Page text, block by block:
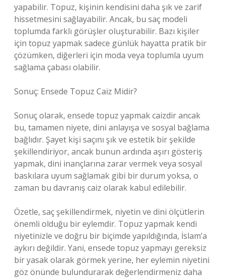
yapabilir. Topuz, kişinin kendisini daha şık ve zarif
hissetmesini sağlayabilir. Ancak, bu saç modeli
toplumda farklı görüşler oluşturabilir. Bazı kişiler
için topuz yapmak sadece günlük hayatta pratik bir
çözümken, diğerleri için moda veya toplumla uyum
sağlama çabası olabilir.
Sonuç: Ensede Topuz Caiz Midir?
Sonuç olarak, ensede topuz yapmak caizdir ancak
bu, tamamen niyete, dini anlayışa ve sosyal bağlama
bağlıdır. Şayet kişi saçını şık ve estetik bir şekilde
şekillendiriyor, ancak bunun ardında aşırı gösteriş
yapmak, dini inançlarına zarar vermek veya sosyal
baskılara uyum sağlamak gibi bir durum yoksa, o
zaman bu davranış caiz olarak kabul edilebilir.
Özetle, saç şekillendirmek, niyetin ve dini ölçütlerin
önemli olduğu bir eylemdir. Topuz yapmak kendi
niyetinizle ve doğru bir biçimde yapıldığında, İslam’a
aykırı değildir. Yani, ensede topuz yapmayı gereksiz
bir yasak olarak görmek yerine, her eylemin niyetini
göz önünde bulundurarak değerlendirmeniz daha